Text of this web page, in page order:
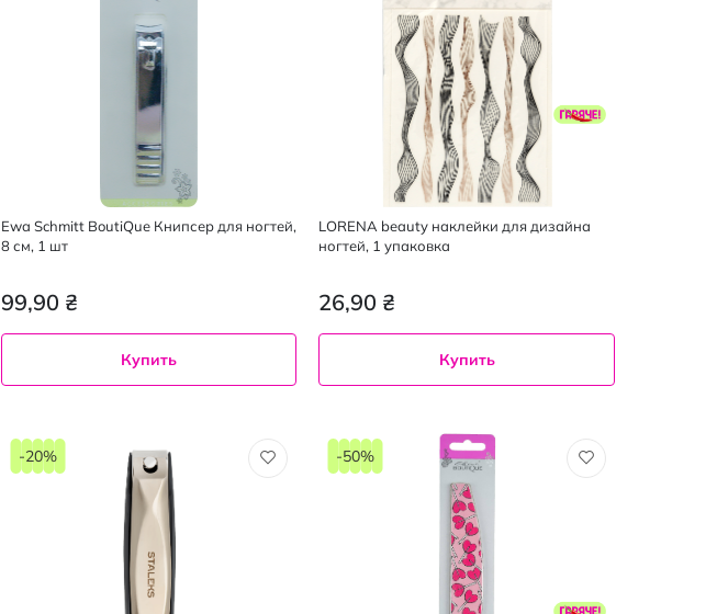
Ewa Schmitt BoutiQue Книпсер для ногтей,
8 см, 1 шт
99,90 ₴
Купить
LORENA beauty наклейки для дизайна
ногтей, 1 упаковка
26,90 ₴
Купить
-20% -50%